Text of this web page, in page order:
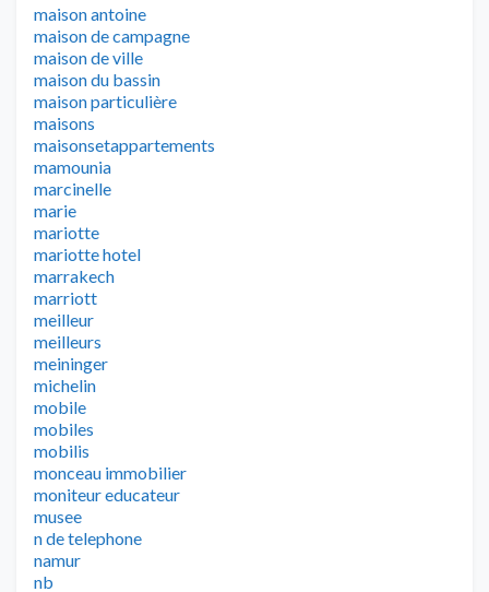
maison antoine
maison de campagne
maison de ville
maison du bassin
maison particulière
maisons
maisonsetappartements
mamounia
marcinelle
marie
mariotte
mariotte hotel
marrakech
marriott
meilleur
meilleurs
meininger
michelin
mobile
mobiles
mobilis
monceau immobilier
moniteur educateur
musee
n de telephone
namur
nb